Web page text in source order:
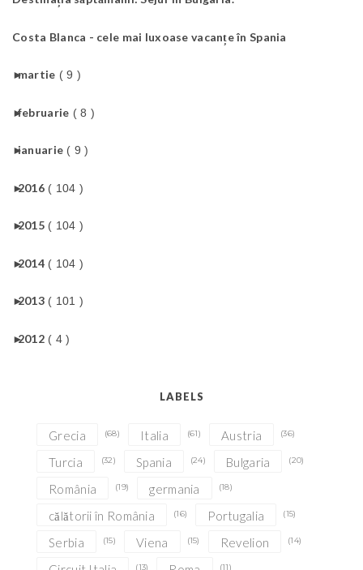
Costa Blanca - cele mai luxoase vacanțe în Spania
►
martie ( 9 )
►
februarie ( 8 )
►
ianuarie ( 9 )
►
2016 ( 104 )
►
2015 ( 104 )
►
2014 ( 104 )
►
2013 ( 101 )
►
2012 ( 4 )
LABELS
Grecia (68) Italia (61) Austria (36)
Turcia (32) Spania (24) Bulgaria (20)
România (19) germania (18)
călătorii în România (16) Portugalia (15)
Serbia (15) Viena (15) Revelion (14)
(13) (11)